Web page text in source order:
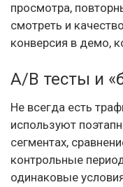
просмотра,
смотреть и
конверсия в демо,
A/B тесты и
Не всегда есть
используют
сегментах,
контрольные
одинаковые